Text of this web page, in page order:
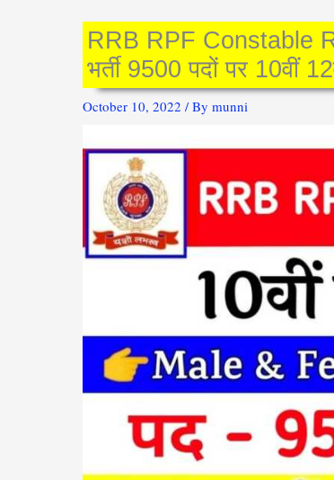
RRB RPF Constable
भर्ती 9500 पदों पर 10वीं
October 10, 2022 / By munni